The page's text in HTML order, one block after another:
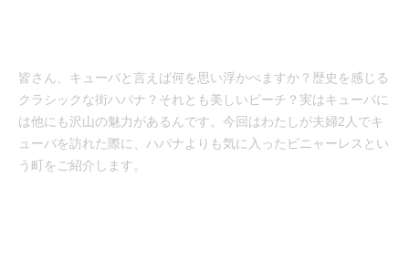
皆さん、キューバと言えば何を思い浮かべますか？歴史を感じる
クラシックな街ハバナ？それとも美しいビーチ？実はキューバに
は他にも沢山の魅力があるんです。今回はわたしが夫婦2人でキ
ューバを訪れた際に、ハバナよりも気に入ったビニャーレスとい
う町をご紹介します。